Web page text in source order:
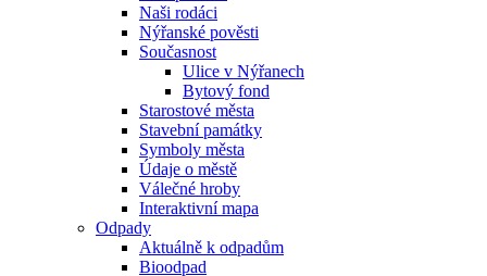
Naši rodáci
Nýřanské pověsti
Současnost
Ulice v Nýřanech
Bytový fond
Starostové města
Stavební památky
Symboly města
Údaje o městě
Válečné hroby
Interaktivní mapa
Odpady
Aktuálně k odpadům
Bioodpad